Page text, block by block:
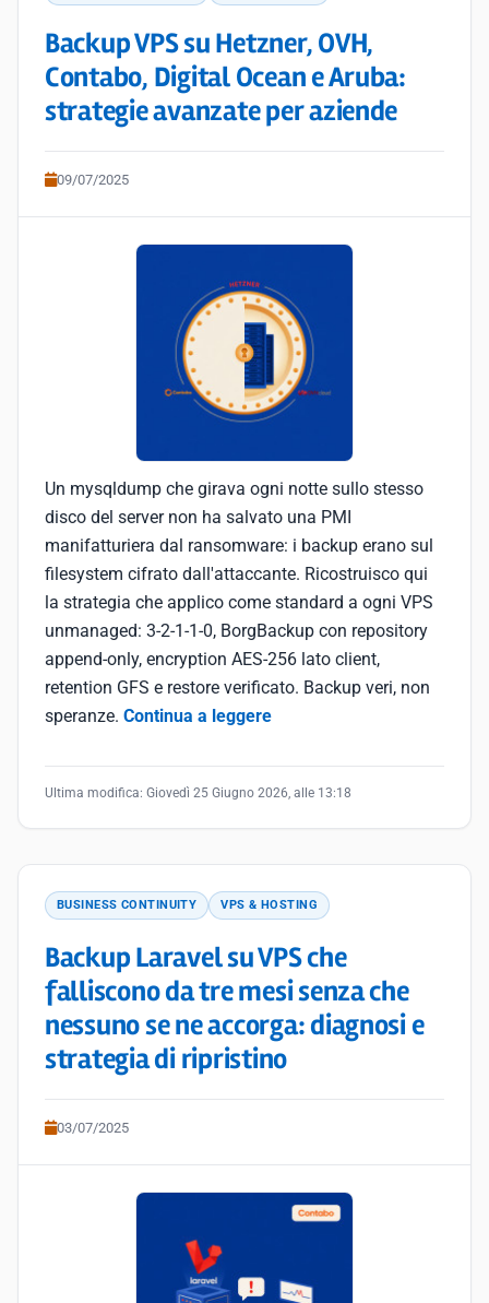
Backup VPS su Hetzner, OVH,
Contabo, Digital Ocean e Aruba:
strategie avanzate per aziende
09/07/2025
Un mysqldump che girava ogni notte sullo stesso
disco del server non ha salvato una PMI
manifatturiera dal ransomware: i backup erano sul
filesystem cifrato dall'attaccante. Ricostruisco qui
la strategia che applico come standard a ogni VPS
unmanaged: 3-2-1-1-0, BorgBackup con repository
append-only, encryption AES-256 lato client,
retention GFS e restore verificato. Backup veri, non
speranze. Continua a leggere
Ultima modifica: Giovedì 25 Giugno 2026, alle 13:18
BUSINESS CONTINUITY VPS & HOSTING
Backup Laravel su VPS che
falliscono da tre mesi senza che
nessuno se ne accorga: diagnosi e
strategia di ripristino
03/07/2025